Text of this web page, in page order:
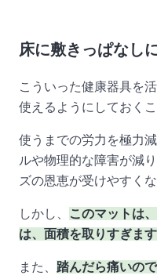
床に敷きっぱなし
こういった健康器具を
使えるようにしておくこ
使うまでの労力を極力
ルや物理的な障害が減
ズの恩恵が受けやすくな
しかし、
このマットは
は、面積を取りすぎます
また、 踏んだら痛いの